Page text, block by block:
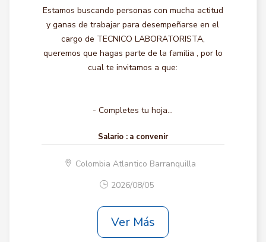
Estamos buscando personas con mucha actitud
y ganas de trabajar para desempeñarse en el
cargo de TECNICO LABORATORISTA,
queremos que hagas parte de la familia , por lo
cual te invitamos a que:
- Completes tu hoja...
Salario : a convenir
Colombia Atlantico Barranquilla
2026/08/05
Ver Más